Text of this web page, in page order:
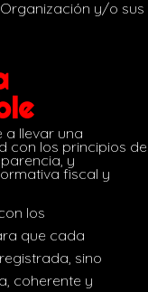
y/o sus
a llevar una
con los principios de
y
fiscal y
los
que cada
sino
coherente y